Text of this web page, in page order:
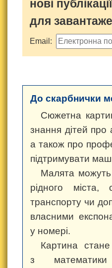
нові
для
Email:
До скарбнички
Сюжетна
знання дітей про
а також про
підтримувати
Малята можуть
рідного міста,
транспорту чи
власними
у номері.
Картина
з математики